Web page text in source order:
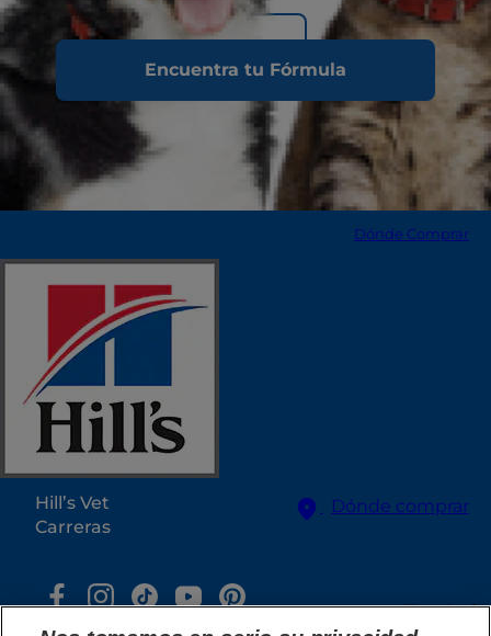
Encuentra tu Fórmula
Dónde Comprar
Dónde comprar
Tienda
Regresar
Selecciona tu región
Recursos
Contacto
Mapa del sitio
Nuestros Sitios
Hill’s Vet
Carreras